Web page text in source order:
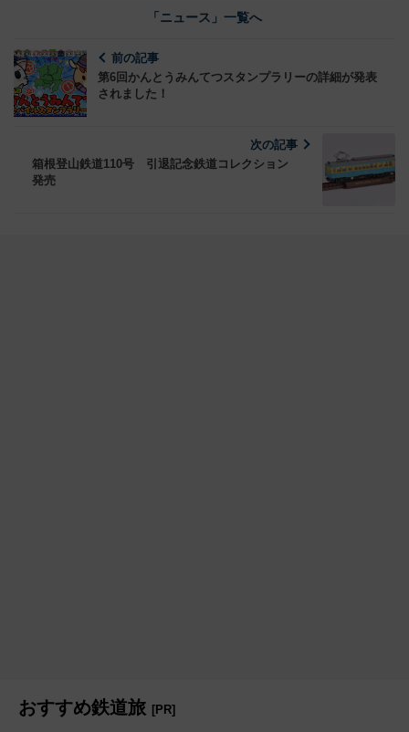
「ニュース」一覧へ
前の記事
第6回かんとうみんてつスタンプラリーの詳細が発表
されました！
次の記事
箱根登山鉄道110号 引退記念鉄道コレクション
発売
おすすめ鉄道旅 [PR]